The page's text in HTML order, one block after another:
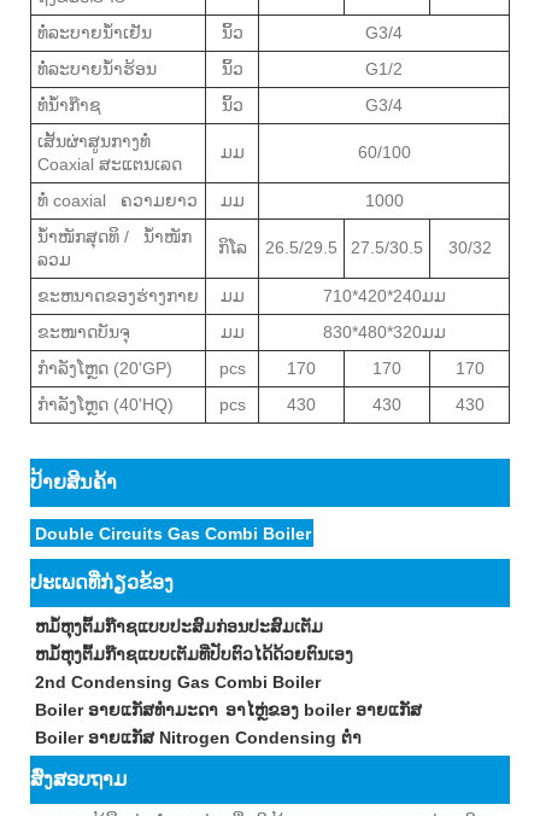
ທໍ່ລະບາຍນ້ໍາເຢັນ
ນິ້ວ
G3/4
ທໍ່ລະບາຍນ້ຳຮ້ອນ
ນິ້ວ
G1/2
ທໍ່ນ້ໍາກ໊າຊ
ນິ້ວ
G3/4
ເສັ້ນຜ່າສູນກາງທໍ່
Coaxial ສະແຕນເລດ
ມມ 60/100
ທໍ່ coaxial ຄວາມຍາວ ມມ
1000
ນ້ຳໜັກສຸດທິ / ນ້ຳໜັກ
ລວມ
ກິໂລ 26.5/29.5 27.5/30.5 30/32
ຂະຫນາດຂອງຮ່າງກາຍ ມມ
710*420*240ມມ
ຂະໜາດບັນຈຸ
ມມ
830*480*320ມມ
ກຳລັງໂຫຼດ (20'GP)
pcs 170 170
170
ກຳລັງໂຫຼດ (40'HQ)
pcs 430 430 430
ປ້າຍສິນຄ້າ
Double Circuits Gas Combi Boiler
ປະເພດທີ່ກ່ຽວຂ້ອງ
ຫມໍ້ຫຸງຕົ້ມກ໊າຊແບບປະສົມກ່ອນປະສົມເຕັມ
ຫມໍ້ຫຸງຕົ້ມກ໊າຊແບບເຕັມທີ່ປັບຕົວໄດ້ດ້ວຍຕົນເອງ
2nd Condensing Gas Combi Boiler
Boiler ອາຍແກັສທຳມະດາ ອາໄຫຼ່ຂອງ boiler ອາຍແກັສ
Boiler ອາຍແກັສ Nitrogen Condensing ຕ່ໍາ
ສົ່ງສອບຖາມ